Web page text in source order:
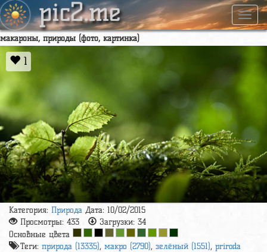
pic2.me
макароны, природы (фото, картинка)
1
Категория: Природа Дата: 10/02/2015
Просмотры: 433 Загрузки: 34
Основные цвета
Теги: природа (13335), макро (2790), зелёный (1551), priroda